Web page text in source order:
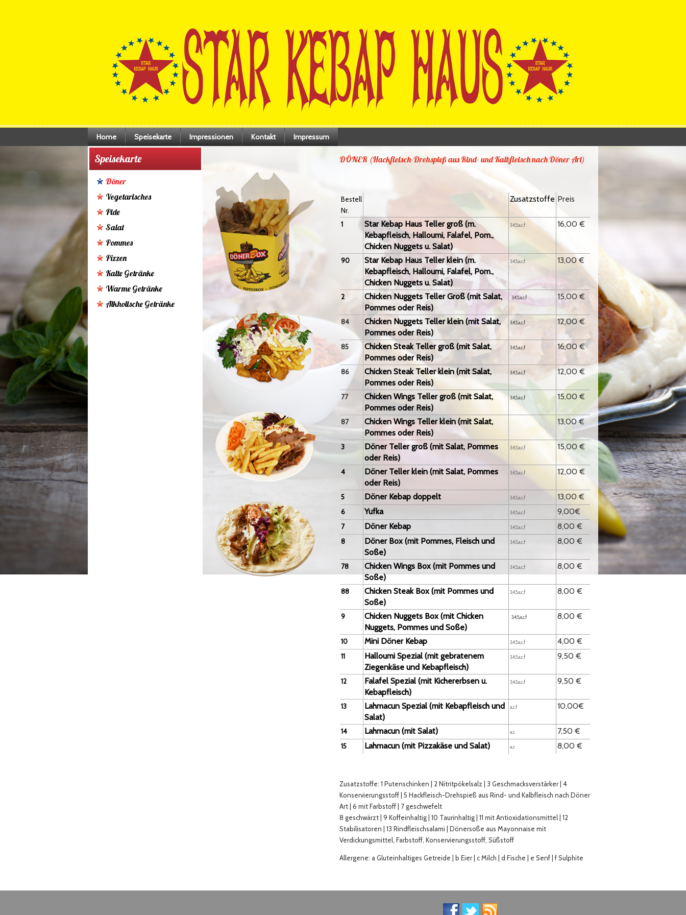
Home Speisekarte Impressionen Kontakt Impressum
Speisekarte
Döner
Vegetarisches
Pide
Salat
Pommes
Pizzen
Kalte Getränke
Warme Getränke
Alkholische Getränke
DÖNER (Hackfleisch-Drehspieß aus Rind- und Kalbfleisch nach Döner Art)
Bestell
Nr.
Zusatzstoffe Preis
1
Star Kebap Haus Teller groß (m.
Kebapfleisch, Halloumi, Falafel, Pom.,
Chicken Nuggets u. Salat)
3,4,5,a,c,f 16,00 €
90 Star Kebap Haus Teller klein (m.
Kebapfleisch, Halloumi, Falafel, Pom.,
Chicken Nuggets u. Salat)
3,4,5,a,c,f 13,00 €
2
Chicken Nuggets Teller Groß (mit Salat,
Pommes oder Reis)
3,4,5,a,c,f 15,00 €
84
Chicken Nuggets Teller klein (mit Salat,
Pommes oder Reis)
3,4,5,a,c,f 12,00 €
85
Chicken Steak Teller groß (mit Salat,
Pommes oder Reis)
3,4,5,a,c,f 16,00 €
86
Chicken Steak Teller klein (mit Salat,
Pommes oder Reis)
3,4,5,a,c,f 12,00 €
77
Chicken Wings Teller groß (mit Salat,
Pommes oder Reis)
3,4,5,a,c,f 15,00 €
87
Chicken Wings Teller klein (mit Salat,
Pommes oder Reis)
13,00 €
3
Döner Teller groß (mit Salat, Pommes
oder Reis)
3,4,5,a,c,f 15,00 €
4 Döner Teller klein (mit Salat, Pommes
oder Reis)
3,4,5,a,c,f 12,00 €
5 Döner Kebap doppelt 3,4,5,a,c,f 13,00 €
6 Yufka 3,4,5,a,c,f 9,00€
7 Döner Kebap 3,4,5,a,c,f 8,00 €
8
Döner Box (mit Pommes, Fleisch und
Soße)
3,4,5,a,c,f 8,00 €
78
Chicken Wings Box (mit Pommes und
Soße)
3,4,5,a,c,f 8,00 €
88
Chicken Steak Box (mit Pommes und
Soße)
3,4,5,a,c,f 8,00 €
9
Chicken Nuggets Box (mit Chicken
Nuggets, Pommes und Soße)
3,4,5,a,c,f 8,00 €
10 Mini Döner Kebap 3,4,5,a,c,f 4,00 €
11
Halloumi Spezial (mit gebratenem
Ziegenkäse und Kebapfleisch)
3,4,5,a,c,f 9,50 €
12
Falafel Spezial (mit Kichererbsen u.
Kebapfleisch)
3,4,5,a,c,f 9,50 €
13
Lahmacun Spezial (mit Kebapfleisch und
Salat)
a,c,f 10,00€
14 Lahmacun (mit Salat) a,c 7,50 €
15 Lahmacun (mit Pizzakäse und Salat) a,c 8,00 €
Zusatzstoffe: 1 Putenschinken | 2 Nitritpökelsalz | 3 Geschmacksverstärker | 4
Konservierungsstoff | 5 Hackfleisch-Drehspieß aus Rind- und Kalbfleisch nach Döner
Art | 6 mit Farbstoff | 7 geschwefelt
8 geschwärzt | 9 Koffeinhaltig | 10 Taurinhaltig | 11 mit Antioxidationsmittel | 12
Stabilisatoren | 13 Rindfleischsalami | Dönersoße aus Mayonnaise mit
Verdickungsmittel, Farbstoff, Konservierungsstoff, Süßstoff
Allergene: a Gluteinhaltiges Getreide | b Eier | c Milch | d Fische | e Senf | f Sulphite